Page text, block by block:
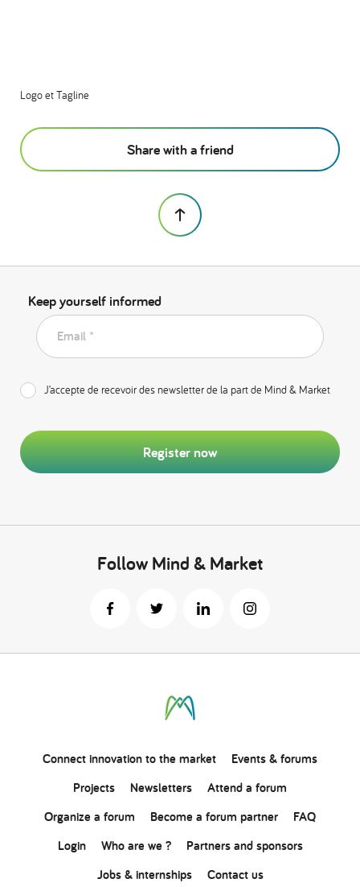
Logo et Tagline
Share with a friend
Keep yourself informed
Email *
J’accepte de recevoir des newsletter de la part de Mind & Market
Register now
Follow Mind & Market
Connectinnovationto the market
Events & forums
Projects
Newsletters
Attend a forum
Organize a forum
Become a forum partner
FAQ
Login
Who are we ?
Partners and sponsors
Jobs & internships
Contact us